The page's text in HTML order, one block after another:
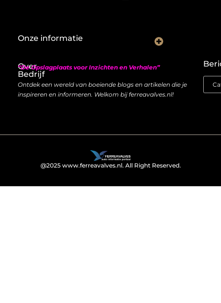
Over
Bedrijf
“De Opslagplaats voor Inzichten en Verhalen”
Ontdek een wereld van boeiende blogs en artikelen die je
inspireren en informeren. Welkom bij ferreavalves.nl!
Onze informatie
@2025 www.ferreavalves.nl. All Right Reserved.